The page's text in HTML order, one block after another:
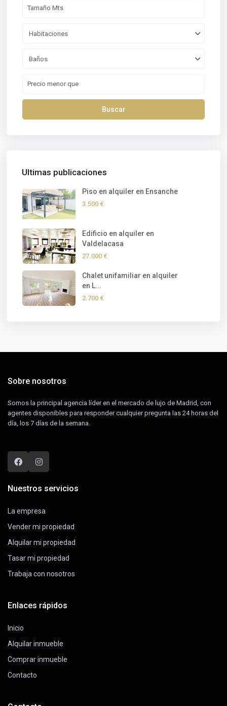
Habitaciones
Baños
Buscar
Ultimas publicaciones
Piso en alquiler en Ensanche
3.500 €
Edificio en alquiler en
Valdelacasa
27.000 €
Chalet unifamiliar en alquiler
en L...
2.700 €
Sobre nosotros
Somos la principal agencia líder en el mercado de lujo de Madrid, con
agentes disponibles para responder cualquier pregunta las 24 horas del
día, los 7 días de la semana.
Nuestros servicios
La empresa
Vender mi propiedad
Alquilar mi propiedad
Tasar mi propiedad
Trabaja con nosotros
Enlaces rápidos
Inicio
Alquilar inmueble
Comprar inmueble
Contacto